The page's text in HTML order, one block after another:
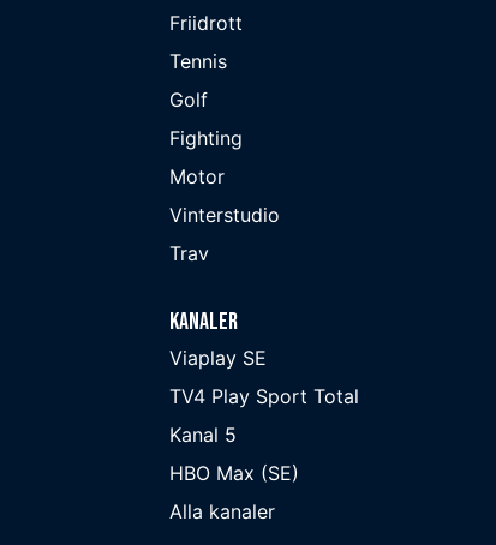
Friidrott
Tennis
Golf
Fighting
Motor
Vinterstudio
Trav
Kanaler
Viaplay SE
TV4 Play Sport Total
Kanal 5
HBO Max (SE)
Alla kanaler